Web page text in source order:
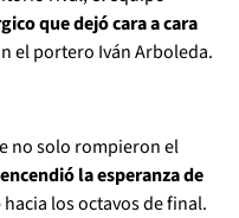
que dejó cara a cara
el portero Iván Arboleda.
no solo rompieron el
encendió la esperanza de
hacia los octavos de final.